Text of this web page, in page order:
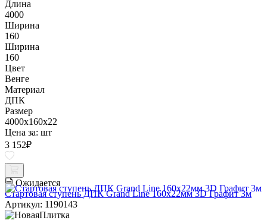
Длина
4000
Ширина
160
Ширина
160
Цвет
Венге
Материал
ДПК
Размер
4000x160x22
Цена за: шт
3 152₽
Ожидается
Стартовая ступень ДПК Grand Line 160х22мм 3D Графит 3м
Артикул: 1190143